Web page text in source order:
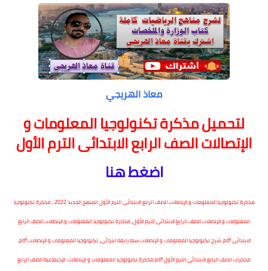
معاذ الهريجي
لتحميل مذكرة تكنولوجيا المعلومات و
الإتصالات الصف الرابع الابتدائى الترم الأول
اضغط هنا
مذكرة تكنولوجيا المعلومات و الإتصالات الصف الرابع الابتدائى الترم الأول المنهج الجديد 2022 , مذكرة تكنولوجيا
المعلومات و الإتصالات الصف الرابع الابتدائى الترم الأول، مذكرة تكنولوجيا المعلومات و الإتصالات الصف الرابع
الابتدائى pdf، شرح تكنولوجيا المعلومات و الإتصالات سنه رابعه ابتدائى، تكنولوجيا المعلومات و الإتصالات pdf،
مذكرات الصف الرابع الابتدائى الترم الأول pdf,مذكرة تكنولوجيا المعلومات و الإتصالات الإجتماعية الصف الرابع